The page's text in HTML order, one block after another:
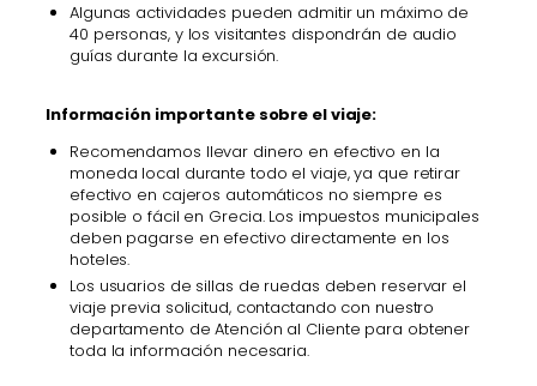
Algunas actividades pueden admitir un máximo de
40 personas, y los visitantes dispondrán de audio
guías durante la excursión.
Información importante sobre el viaje:
Recomendamos llevar dinero en efectivo en la
moneda local durante todo el viaje, ya que retirar
efectivo en cajeros automáticos no siempre es
posible o fácil en Grecia. Los impuestos municipales
deben pagarse en efectivo directamente en los
hoteles.
Los usuarios de sillas de ruedas deben reservar el
viaje previa solicitud, contactando con nuestro
departamento de Atención al Cliente para obtener
toda la información necesaria.